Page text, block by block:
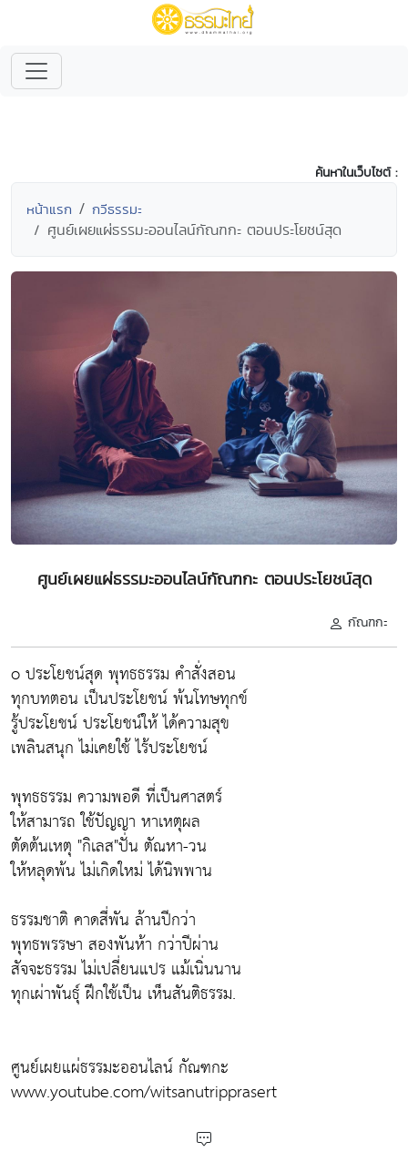
ค้นหาในเว็บไซต์ :
หน้าแรก กวีธรรมะ
ศูนย์เผยแผ่ธรรมะออนไลน์กัณฑกะ ตอนประโยชน์สุด
ศูนย์เผยแผ่ธรรมะออนไลน์กัณฑกะ ตอนประโยชน์สุด
กัณฑกะ
o ประโยชน์สุด พุทธธรรม คำสั่งสอน
ทุกบทตอน เป็นประโยชน์ พ้นโทษทุกข์
รู้ประโยชน์ ประโยชน์ให้ ได้ความสุข
เพลินสนุก ไม่เคยใช้ ไร้ประโยชน์
พุทธธรรม ความพอดี ที่เป็นศาสตร์
ให้สามารถ ใช้ปัญญา หาเหตุผล
ตัดต้นเหตุ "กิเลส"ปั่น ตัณหา-วน
ให้หลุดพ้น ไม่เกิดใหม่ ได้นิพพาน
ธรรมชาติ คาดสี่พัน ล้านปีกว่า
พุทธพรรษา สองพันห้า กว่าปีผ่าน
สัจจะธรรม ไม่เปลี่ยนแปร แม้เนิ่นนาน
ทุกเผ่าพันธุ์ ฝึกใช้เป็น เห็นสันติธรรม.
ศูนย์เผยแผ่ธรรมะออนไลน์ กัณฑกะ
www.youtube.com/witsanutripprasert